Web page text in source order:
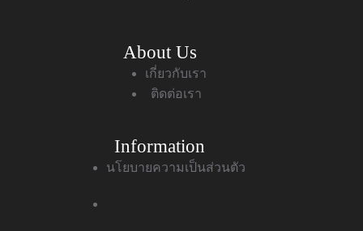
About Us
เกี่ยวกับเรา
ติดต่อเรา
Information
นโยบายความเป็นส่วนตัว